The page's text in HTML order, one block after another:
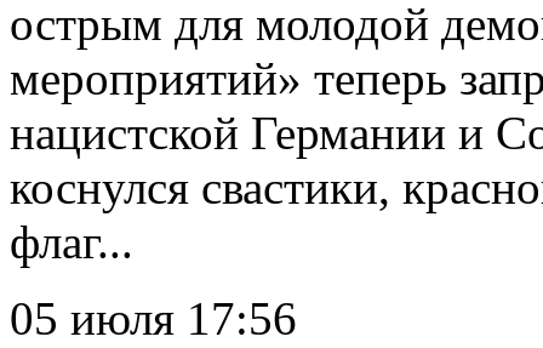
острым для молодой
мероприятий» теперь
нацистской Германии и
коснулся свастики,
флаг...
05 июля 17:56